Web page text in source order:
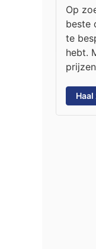
Op
beste
te
hebt.
Haal